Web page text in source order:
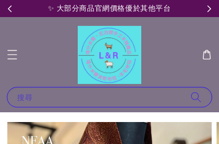
✨ 大部分商品官網價格優於其他平台 🎁
搜尋